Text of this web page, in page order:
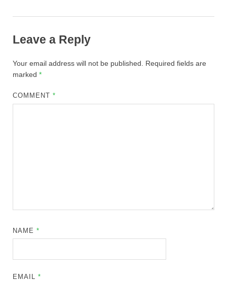
Leave a Reply
Your email address will not be published.
Required fields are
marked *
COMMENT*
NAME*
EMAIL*